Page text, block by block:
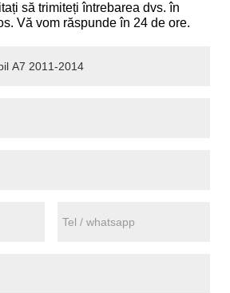
să trimiteți întrebarea dvs. în
Vă vom răspunde în 24 de ore.